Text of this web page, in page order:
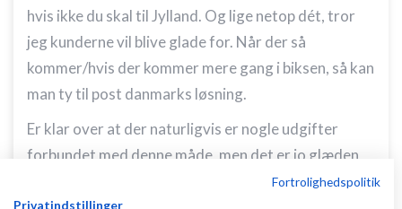
Fortrolighedspolitik
Privatindstillinger
hvis ikke du skal til Jylland. Og lige netop dét, tror
jeg kunderne vil blive glade for. Når der så
kommer/hvis der kommer mere gang i biksen, så kan
man ty til post danmarks løsning.
Er klar over at der naturligvis er nogle udgifter
forbundet med denne måde, men det er jo glæden
og kærligheden til sit nye arbejde der driver en :-)